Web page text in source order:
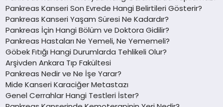
Pankreas Kanseri Son Evrede Hangi Belirtileri Gösterir?
Pankreas Kanseri Yaşam Süresi Ne Kadardır?
Pankreas İçin Hangi Bölüm ve Doktora Gidilir?
Pankreas Hastaları Ne Yemeli, Ne Yememeli?
Göbek Fıtığı Hangi Durumlarda Tehlikeli Olur?
Arşivden Ankara Tıp Fakültesi
Pankreas Nedir ve Ne İşe Yarar?
Mide Kanseri Karaciğer Metastazı
Genel Cerrahlar Hangi Testleri İster?